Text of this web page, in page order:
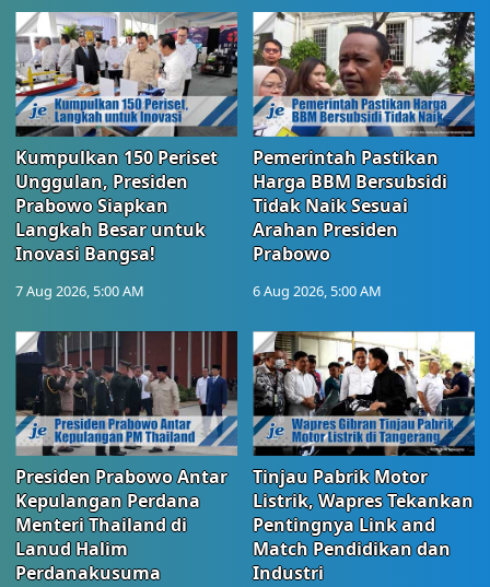
Kumpulkan 150 Periset
Unggulan, Presiden
Prabowo Siapkan
Langkah Besar untuk
Inovasi Bangsa!
7 Aug 2026, 5:00 AM
Pemerintah Pastikan
Harga BBM Bersubsidi
Tidak Naik Sesuai
Arahan Presiden
Prabowo
6 Aug 2026, 5:00 AM
Presiden Prabowo Antar
Kepulangan Perdana
Menteri Thailand di
Lanud Halim
Perdanakusuma
Tinjau Pabrik Motor
Listrik, Wapres Tekankan
Pentingnya Link and
Match Pendidikan dan
Industri